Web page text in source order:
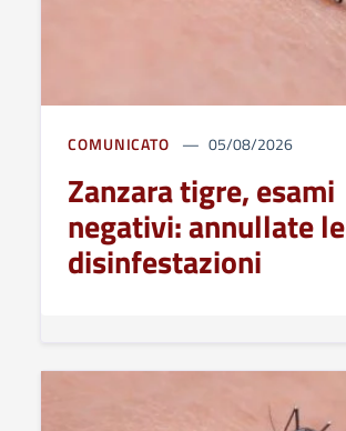
COMUNICATO 05/08/2026
Zanzara tigre, esami
negativi: annullate le
disinfestazioni